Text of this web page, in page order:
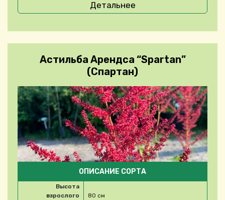
Детальнее
Астильба Арендса “Spartan”
(Спартан)
ОПИСАНИЕ СОРТА
Высота
взрослого
80 см